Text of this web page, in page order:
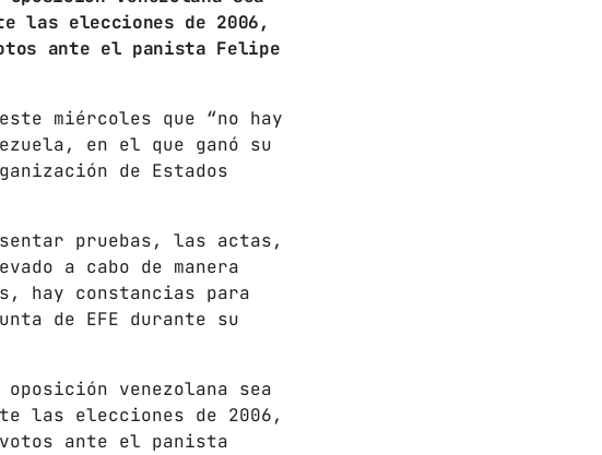
las elecciones de 2006,
ante el panista Felipe
miércoles que “no hay
en el que ganó su
de Estados
pruebas, las actas,
a cabo de manera
hay constancias para
de EFE durante su
venezolana sea
las elecciones de 2006,
ante el panista